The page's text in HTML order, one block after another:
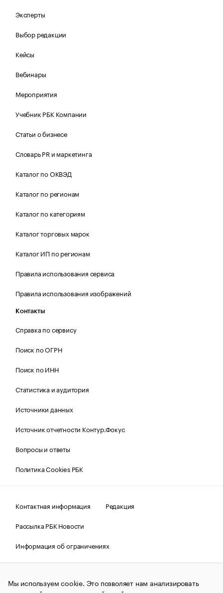
Эксперты
Выбор редакции
Кейсы
Вебинары
Мероприятия
Учебник РБК Компании
Статьи о бизнесе
Словарь PR и маркетинга
Каталог по ОКВЭД
Каталог по регионам
Каталог по категориям
Каталог торговых марок
Каталог ИП по регионам
Правила использования сервиса
Правила использования изображений
Контакты
Справка по сервису
Поиск по ОГРН
Поиск по ИНН
Статистика и аудитория
Источники данных
Источник отчетности Контур.Фокус
Вопросы и ответы
Политика Cookies РБК
Контактная информация
Редакция
Рассылка РБК Новости
Информация об ограничениях
Правовая информация
О соблюдении авторских прав
© АО «РОСБИЗНЕСКОНСАЛТИНГ»,1995–2026.Сообщения
Мы используем cookie. Это позволяет нам анализировать